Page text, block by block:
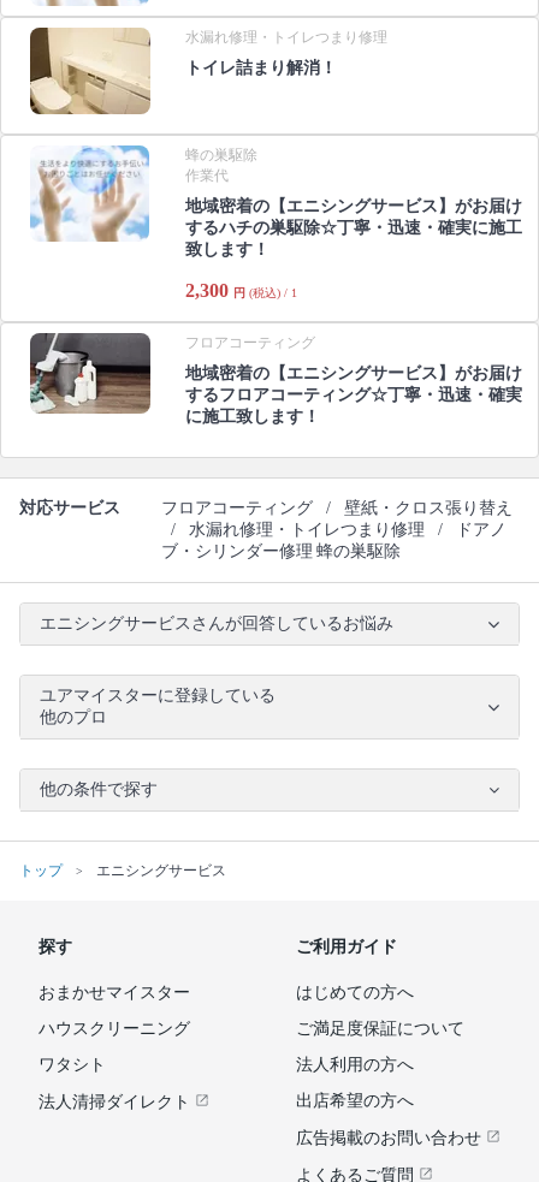
水漏れ修理・トイレつまり修理
トイレ詰まり解消！
蜂の巣駆除
作業代
地域密着の【エニシングサービス】がお届け
するハチの巣駆除☆丁寧・迅速・確実に施工
致します！
2,300 円 (税込) / 1
フロアコーティング
地域密着の【エニシングサービス】がお届け
するフロアコーティング☆丁寧・迅速・確実
に施工致します！
対応サービス フロアコーティング /
壁紙・クロス張り替え
/
水漏れ修理・トイレつまり修理 /
ドアノ
ブ・シリンダー修理 蜂の巣駆除
エニシングサービスさんが回答しているお悩み
ユアマイスターに登録している
他のプロ
他の条件で探す
トップ エニシングサービス
探す
おまかせマイスター
ハウスクリーニング
ワタシト
法人清掃ダイレクト
ご利用ガイド
はじめての方へ
ご満足度保証について
法人利用の方へ
出店希望の方へ
広告掲載のお問い合わせ
よくあるご質問